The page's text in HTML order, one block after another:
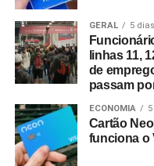
GERAL 5
linhas 11,
de
passam
ECONOMIA
Cartão
funciona o